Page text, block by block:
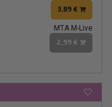
3,89 €
MTA M-Live
2,99 €